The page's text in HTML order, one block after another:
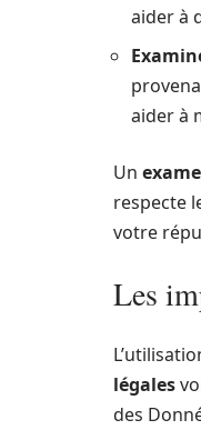
aider à
aider à
Un
respecte
votre
Les
légales
des